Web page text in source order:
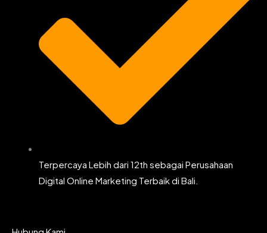
Terpercaya Lebih dari 12th sebagai Perusahaan
Digital Online Marketing Terbaik di Bali.